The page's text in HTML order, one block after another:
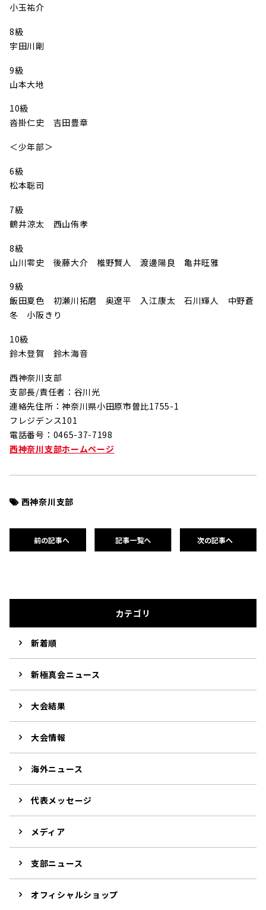
小玉祐介
8級
宇田川剛
9級
山本大地
10級
沓掛仁史 吉田豊章
＜少年部＞
6級
松本聡司
7級
鶴井涼太 西山侑孝
8級
山川零史 後藤大介 椎野賢人 渡邊陽良 亀井旺雅
9級
飯田夏色 初瀬川拓磨 奥遼平 入江康太 石川輝人 中野蒼
冬 小阪きり
10級
鈴木登賀 鈴木海音
西神奈川支部
支部長/責任者：谷川光
連絡先住所：神奈川県小田原市曽比1755-1
フレジデンス101
電話番号：0465-37-7198
西神奈川支部ホームページ
西神奈川支部
前の記事へ 記事一覧へ 次の記事へ
カテゴリ
新着順
新極真会ニュース
大会結果
大会情報
海外ニュース
代表メッセージ
メディア
支部ニュース
オフィシャルショップ